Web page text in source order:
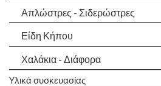
Απλώστρες - Σιδερώστρες
Είδη Κήπου
Χαλάκια - Διάφορα
Yλικά συσκευασίας